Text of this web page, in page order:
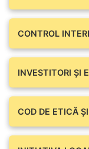
CONTROL
INVESTITORI ȘI
COD DE ETICĂ